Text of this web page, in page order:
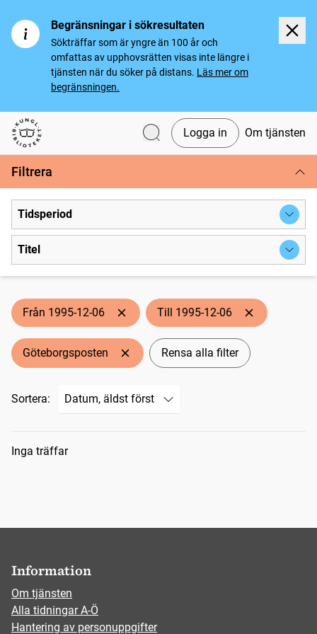
Begränsningar i sökresultaten
Sökträffar som är yngre än 100 år och
omfattas av upphovsrätten visas inte längre i
tjänsten när du söker på distans. Läs mer om
begränsningen.
Svenska tidningar
Logga in Om tjänsten
Filtrera
Tidsperiod
Titel
Från 1995-12-06 Till 1995-12-06
Göteborgsposten Rensa alla filter
Sortera:
Sökresultat
Inga träffar
Information
Om tjänsten
Alla tidningar A-Ö
Hantering av personuppgifter